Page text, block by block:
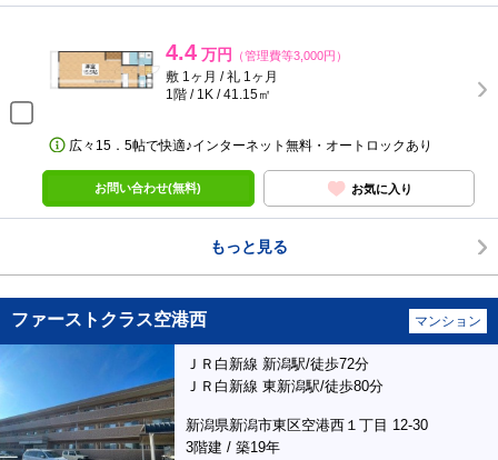
4.4 万円 （管理費等3,000円）
敷 1ヶ月 / 礼 1ヶ月
1階 / 1K / 41.15㎡
広々15．5帖で快適♪インターネット無料・オートロックあり
お問い合わせ(無料) お気に入り
もっと見る
ファーストクラス空港西 マンション
ＪＲ白新線 新潟駅/徒歩72分
ＪＲ白新線 東新潟駅/徒歩80分
新潟県新潟市東区空港西１丁目 12-30
3階建 / 築19年